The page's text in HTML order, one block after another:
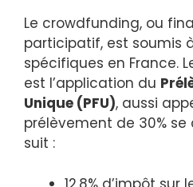
Le crowdfunding, ou
participatif, est soumis
spécifiques en France.
est l’application du
Unique (PFU), aussi
prélèvement de 30%
suit :